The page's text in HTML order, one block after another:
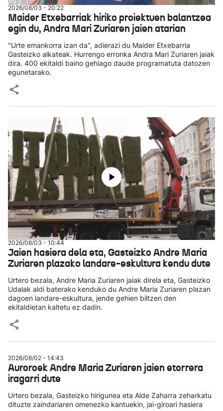
2026/08/03 - 20:22
Maider Etxebarriak hiriko proiektuen balantzea
egin du, Andra Mari Zuriaren jaien atarian
"Urte emankorra izan da", adierazi du Maider Etxebarria
Gasteizko alkateak. Hurrengo erronka Andra Mari Zuriaren jaiak
dira. 400 ekitaldi baino gehiago daude programatuta datozen
egunetarako.
2026/08/03 - 10:44
Jaien hasiera dela eta, Gasteizko Andre Maria
Zuriaren plazako landare-eskultura kendu dute
Urtero bezala, Andre Maria Zuriaren jaiak direla eta, Gasteizko
Udalak aldi baterako kenduko du Andre Maria Zuriaren plazan
dagoen landare-eskultura, jende gehien biltzen den
ekitaldietan kaltetu ez dadin.
2026/08/02 - 14:43
Auroroek Andre Maria Zuriaren jaien etorrera
iragarri dute
Urtero bezala, Gasteizko hirigunea eta Alde Zaharra zeharkatu
dituzte zaindariaren omenezko kantuekin, jai-giroari hasiera